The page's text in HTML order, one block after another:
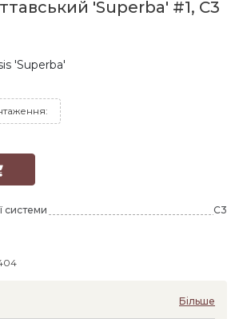
'Superba' #1, C3
'Superba'
системи
C3
Більше